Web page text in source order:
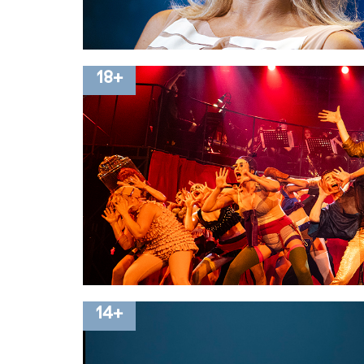
18+
14+